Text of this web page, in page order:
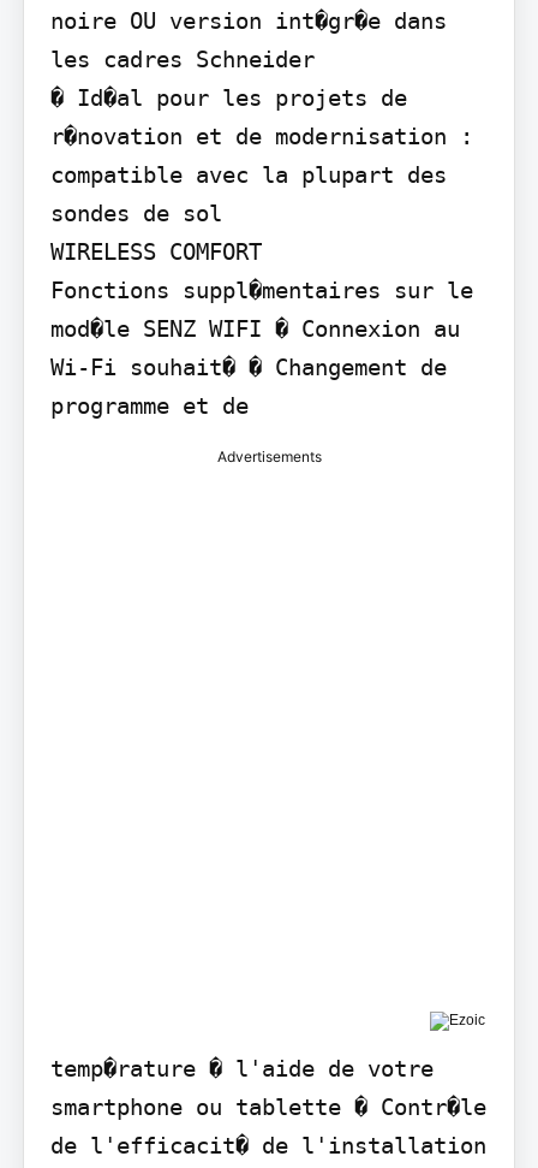
noire OU version int�gr�e dans
les cadres Schneider
� Id�al pour les projets de
r�novation et de modernisation :
compatible avec la plupart des
sondes de sol
WIRELESS COMFORT
Fonctions suppl�mentaires sur le
mod�le SENZ WIFI � Connexion au
Wi-Fi souhait� � Changement de
programme et de
Advertisements
temp�rature � l'aide de votre
smartphone ou tablette � Contr�le
de l'efficacit� de l'installation